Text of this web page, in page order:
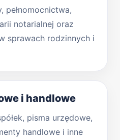
pełnomocnictwa,
notarialnej oraz
sprawach rodzinnych i
i handlowe
pisma urzędowe,
handlowe i inne